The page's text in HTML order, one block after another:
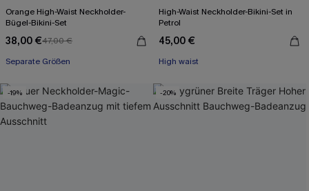
Orange High-Waist Neckholder-
Bügel-Bikini-Set
38,00 €47,00 €
Separate Größen
High-Waist Neckholder-Bikini-Set in
Petrol
45,00 €
High waist
-19% -20%